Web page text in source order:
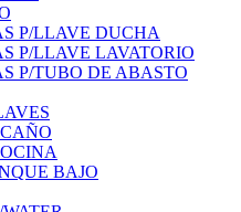
P/LLAVE DUCHA
P/LLAVE LAVATORIO
P/TUBO DE ABASTO
BAJO